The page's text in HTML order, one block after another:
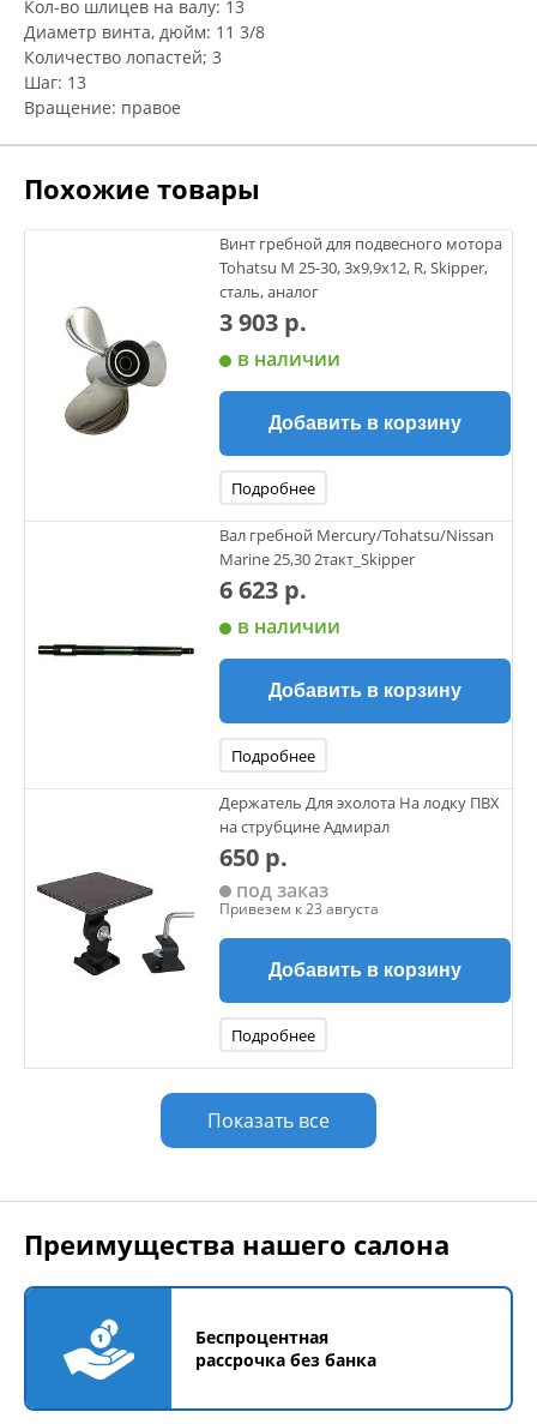
Кол-во шлицев на валу: 13
Диаметр винта, дюйм: 11 3/8
Количество лопастей; 3
Шаг: 13
Вращение: правое
Похожие товары
Винт гребной для подвесного мотора
Tohatsu M 25-30, 3х9,9х12, R, Skipper,
сталь, аналог
3 903 р.
в наличии
Добавить в корзину
Подробнее
Вал гребной Mercury/Tohatsu/Nissan
Marine 25,30 2такт_Skipper
6 623 р.
в наличии
Добавить в корзину
Подробнее
Держатель Для эхолота На лодку ПВХ
на струбцине Адмирал
650 р.
под заказ
Привезем к 23 августа
Добавить в корзину
Подробнее
Показать все
Преимущества нашего салона
Беспроцентная
рассрочка без банка